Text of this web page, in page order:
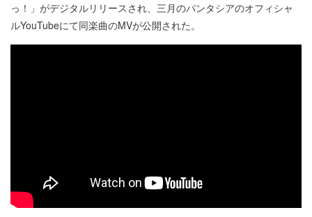
っ！」がデジタルリリースされ、三月のパンタシアのオフィシャ
ルYouTubeにて同楽曲のMVが公開された。